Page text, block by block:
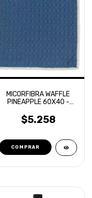
MICORFIBRA WAFFLE
PINEAPPLE 60X40 -
DELICADO LAFFITTE
$5.258